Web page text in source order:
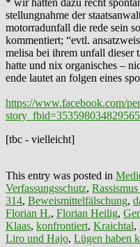
* wir hatten dazu recht
stellungnahme der
motorradunfall die rede sein
kommentiert; “evtl.
melisa bei ihrem unfall dieser
hatte und nix organisches –
ende lautet an folgen eines
https://www.facebook.com/
[tbc - vielleicht]
This entry was posted in
Verfassungsschutz,
314, Beweismittelfälschung,
Florian H., Florian Heilig,
Klaas, konfrontiert, Kraichtal,
Liro und Hajo, Lügen haben